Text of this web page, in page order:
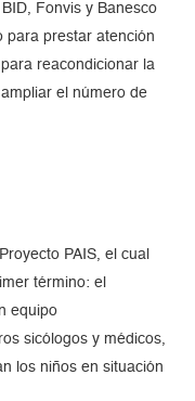
Fonvis y Banesco
para prestar atención
reacondicionar la
el número de
PAIS, el cual
término: el
equipo
sicólogos y médicos,
los niños en situación